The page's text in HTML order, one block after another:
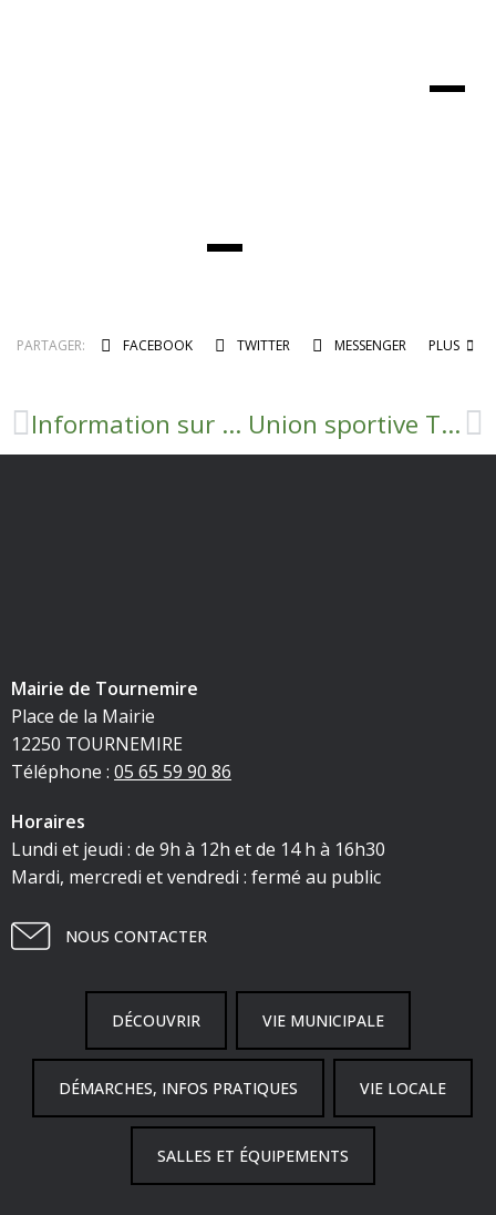
PARTAGER: FACEBOOK TWITTER MESSENGER PLUS
Information sur les feux de plein air Union sportive Tournemire Roquefort
Mairie de Tournemire
Place de la Mairie
12250 TOURNEMIRE
Téléphone : 05 65 59 90 86
Horaires
Lundi et jeudi : de 9h à 12h et de 14 h à 16h30
Mardi, mercredi et vendredi : fermé au public
NOUS CONTACTER
DÉCOUVRIR VIE MUNICIPALE
DÉMARCHES, INFOS PRATIQUES VIE LOCALE
SALLES ET ÉQUIPEMENTS